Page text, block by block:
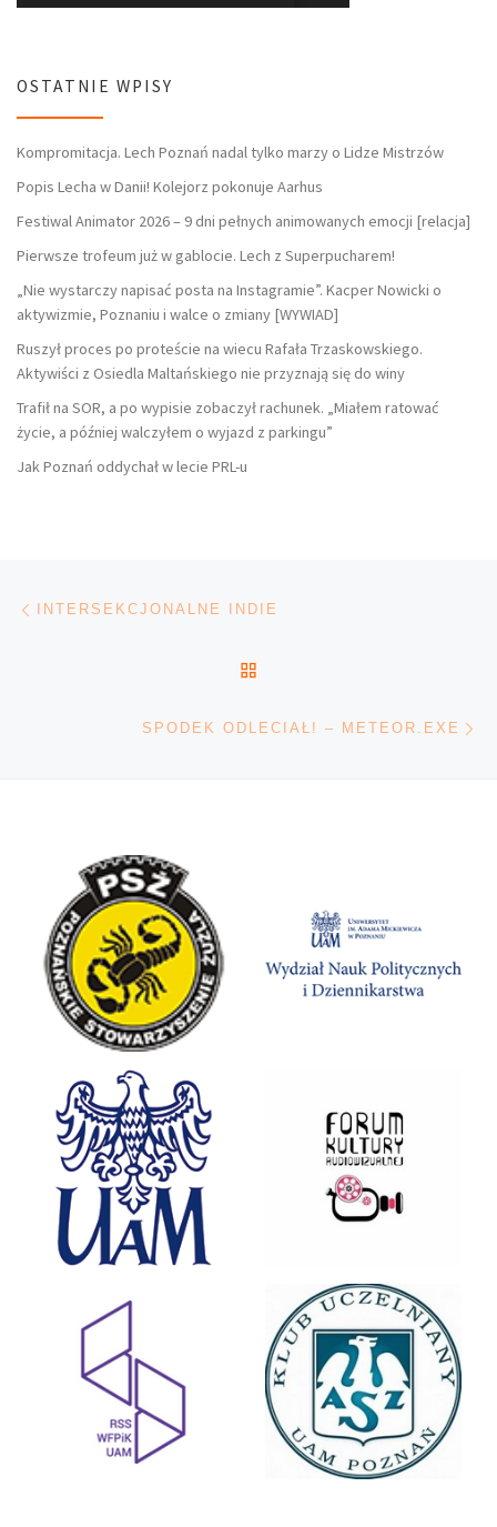
OSTATNIE WPISY
Kompromitacja. Lech Poznań nadal tylko marzy o Lidze Mistrzów
Popis Lecha w Danii! Kolejorz pokonuje Aarhus
Festiwal Animator 2026 – 9 dni pełnych animowanych emocji [relacja]
Pierwsze trofeum już w gablocie. Lech z Superpucharem!
„Nie wystarczy napisać posta na Instagramie”. Kacper Nowicki o
aktywizmie, Poznaniu i walce o zmiany [WYWIAD]
Ruszył proces po proteście na wiecu Rafała Trzaskowskiego.
Aktywiści z Osiedla Maltańskiego nie przyznają się do winy
Trafił na SOR, a po wypisie zobaczył rachunek. „Miałem ratować
życie, a później walczyłem o wyjazd z parkingu”
Jak Poznań oddychał w lecie PRL-u
Nawigacja wpisu
INTERSEKCJONALNE INDIE
SPODEK ODLECIAŁ! – METEOR.EXE